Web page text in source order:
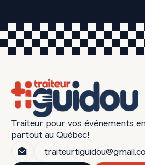
approvisionnons auprès de
réputés dans la région et si
produits locaux. De plus, nous
notre équipement pour vous
aliments frais, sains et
Traiteur pour vos événements
partout au Québec!